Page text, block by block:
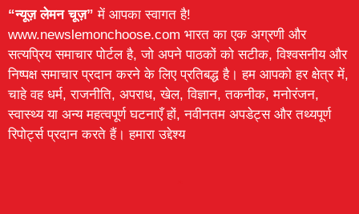
“न्यूज़ लेमन चूज़” में आपका स्वागत है!
www.newslemonchoose.com भारत का एक अग्रणी और
सत्यप्रिय समाचार पोर्टल है, जो अपने पाठकों को सटीक, विश्वसनीय और
निष्पक्ष समाचार प्रदान करने के लिए प्रतिबद्ध है। हम आपको हर क्षेत्र में,
चाहे वह धर्म, राजनीति, अपराध, खेल, विज्ञान, तकनीक, मनोरंजन,
स्वास्थ्य या अन्य महत्वपूर्ण घटनाएँ हों, नवीनतम अपडेट्स और तथ्यपूर्ण
रिपोर्ट्स प्रदान करते हैं। हमारा उद्देश्य